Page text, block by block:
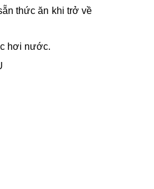
thức ăn khi trở về
hơi nước.